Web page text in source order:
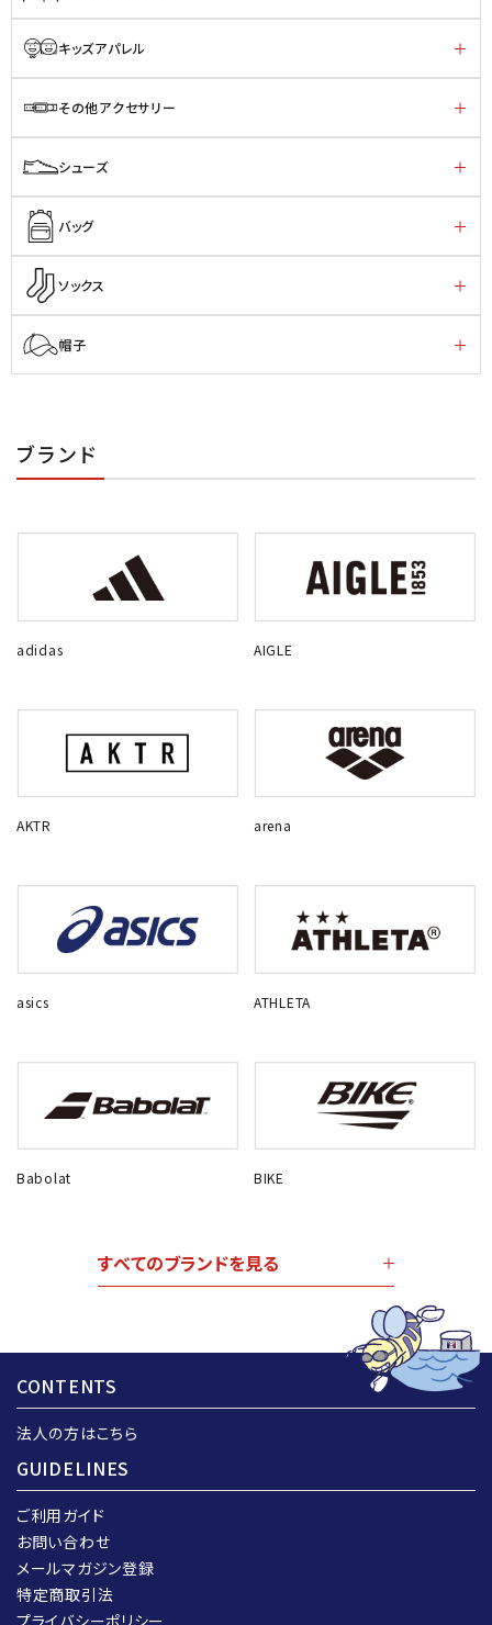
キッズアパレル
その他アクセサリー
シューズ
バッグ
ソックス
帽子
ブランド
adidas AIGLE
AKTR arena
asics ATHLETA
Babolat BIKE
すべてのブランドを見る
CONTENTS
法人の方はこちら
GUIDELINES
ご利用ガイド
お問い合わせ
メールマガジン登録
特定商取引法